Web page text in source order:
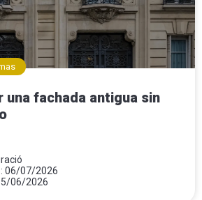
fachada antigua sin
06/07/2026
06/2026